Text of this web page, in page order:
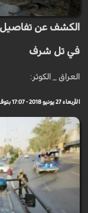
في تل شرف
العراق _ الكوثر:
الأربعاء 27 يونيو 2018 - 17:07 بتوقيت مكة